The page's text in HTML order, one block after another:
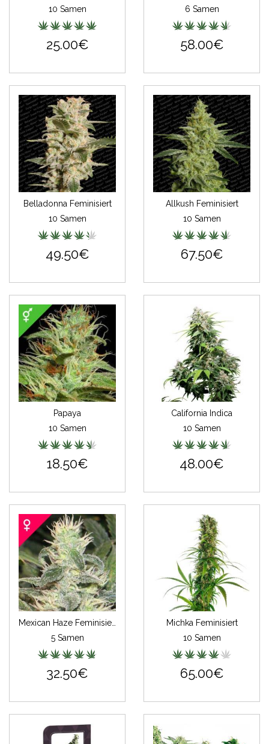
10 Samen
25.00€
6 Samen
58.00€
Belladonna Feminisiert
10 Samen
49.50€
Allkush Feminisiert
10 Samen
67.50€
Papaya
10 Samen
18.50€
California Indica
10 Samen
48.00€
5 Samen
32.50€
Michka Feminisiert
10 Samen
65.00€